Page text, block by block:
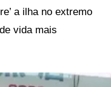
a ilha no extremo
vida mais